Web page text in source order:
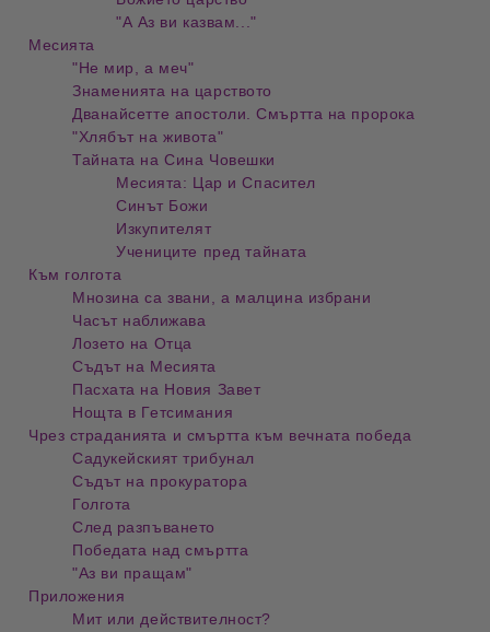
"А Аз ви казвам..."
Месията
"Не мир, а меч"
Знаменията на царството
Дванайсетте апостоли. Смъртта на пророка
"Хлябът на живота"
Тайната на Сина Човешки
Месията: Цар и Спасител
Синът Божи
Изкупителят
Учениците пред тайната
Към голгота
Мнозина са звани, а малцина избрани
Часът наближава
Лозето на Отца
Съдът на Месията
Пасхата на Новия Завет
Нощта в Гетсимания
Чрез страданията и смъртта към вечната победа
Садукейският трибунал
Съдът на прокуратора
Голгота
След разпъването
Победата над смъртта
"Аз ви пращам"
Приложения
Мит или действителност?